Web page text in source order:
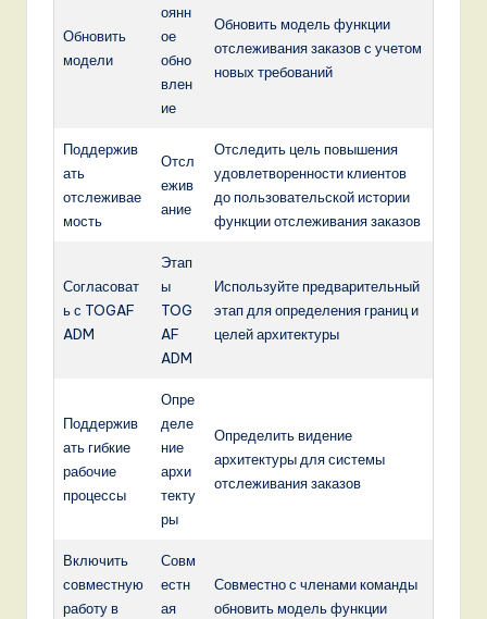
Обновить
модели
оянн
ое
обно
влен
ие
Обновить модель функции
отслеживания заказов с учетом
новых требований
Поддержив
ать
отслеживае
мость
Отсл
ежив
ание
Отследить цель повышения
удовлетворенности клиентов
до пользовательской истории
функции отслеживания заказов
Согласоват
ь с TOGAF
ADM
Этап
ы
TOG
AF
ADM
Используйте предварительный
этап для определения границ и
целей архитектуры
Поддержив
ать гибкие
рабочие
процессы
Опре
деле
ние
архи
текту
ры
Определить видение
архитектуры для системы
отслеживания заказов
Включить
совместную
работу в
Совм
естн
ая
Совместно с членами команды
обновить модель функции